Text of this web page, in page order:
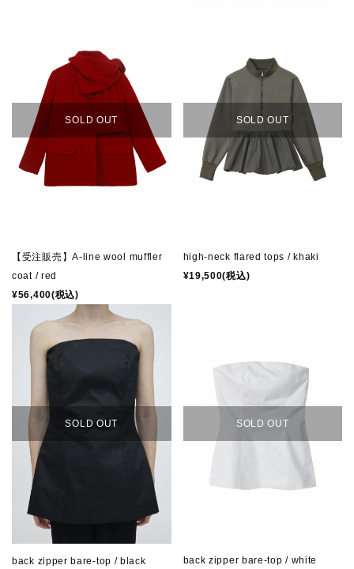
SOLD OUT
【受注販売】A-line wool muffler
coat / red
¥56,400(税込)
SOLD OUT
high-neck flared tops / khaki
¥19,500(税込)
SOLD OUT
back zipper bare-top / black
SOLD OUT
back zipper bare-top / white